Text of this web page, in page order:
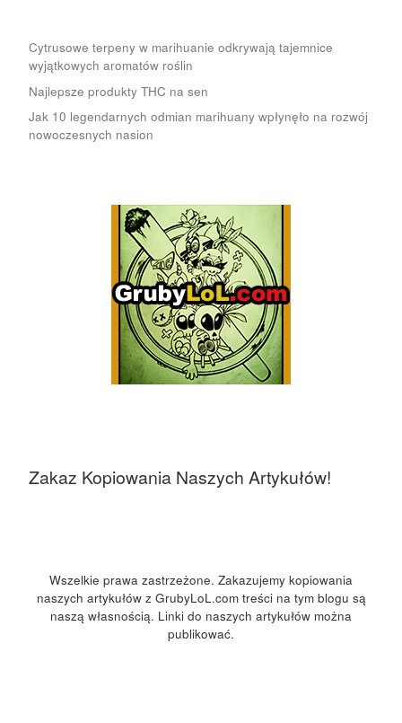
Cytrusowe terpeny w marihuanie odkrywają tajemnice
wyjątkowych aromatów roślin
Najlepsze produkty THC na sen
Jak 10 legendarnych odmian marihuany wpłynęło na rozwój
nowoczesnych nasion
Zakaz Kopiowania Naszych Artykułów!
Wszelkie prawa zastrzeżone. Zakazujemy kopiowania
naszych artykułów z GrubyLoL.com treści na tym blogu są
naszą własnością. Linki do naszych artykułów można
publikować.